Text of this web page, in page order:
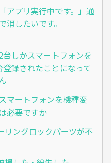
アプリ実行中です。」通
したいです。
しかスマートフォンを
録されたことになって
マートフォンを機種変
必要ですか
リングロックパーツが不